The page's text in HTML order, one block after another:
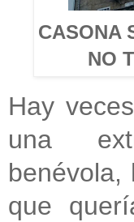
CASONA
NO
Hay
una
benévola,
que